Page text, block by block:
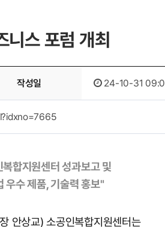
스 포럼 개최
작성일 24-10-31
합지원센터 성과보고 및
우수 제품, 기술력 홍보"
안상교) 소공인복합지원센터는